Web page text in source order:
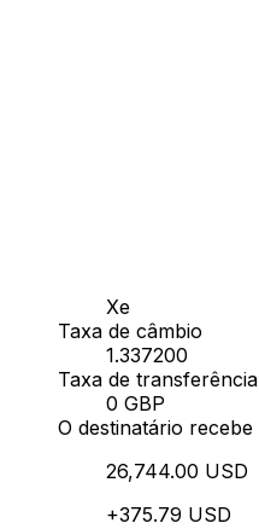
Xe
Taxa de câmbio
1.337200
Taxa de transferência
0 GBP
O destinatário recebe
26,744.00 USD
+375.79 USD